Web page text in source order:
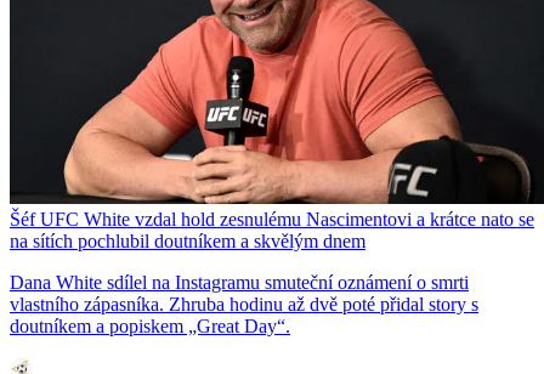
Šéf UFC White vzdal hold zesnulému Nascimentovi a krátce nato se
na sítích pochlubil doutníkem a skvělým dnem
Dana White sdílel na Instagramu smuteční oznámení o smrti
vlastního zápasníka. Zhruba hodinu až dvě poté přidal story s
doutníkem a popiskem „Great Day“.